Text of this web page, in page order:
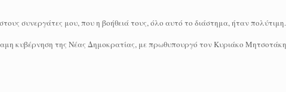
συνεργάτες μου, που η βοήθειά τους, όλο αυτό το διάστημα, ήταν πολύτιμη.
κυβέρνηση της Νέας Δημοκρατίας, με πρωθυπουργό τον Κυριάκο